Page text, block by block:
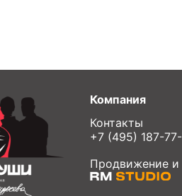
Компания
Контакты
+7 (495) 187-
Продвижение и